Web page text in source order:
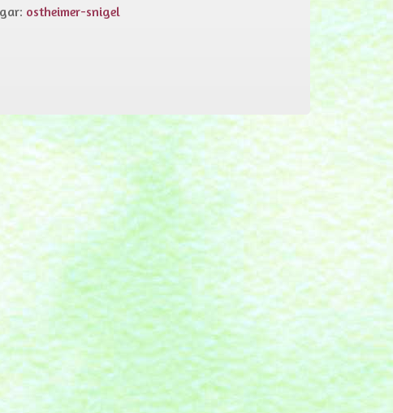
ostheimer-snigel